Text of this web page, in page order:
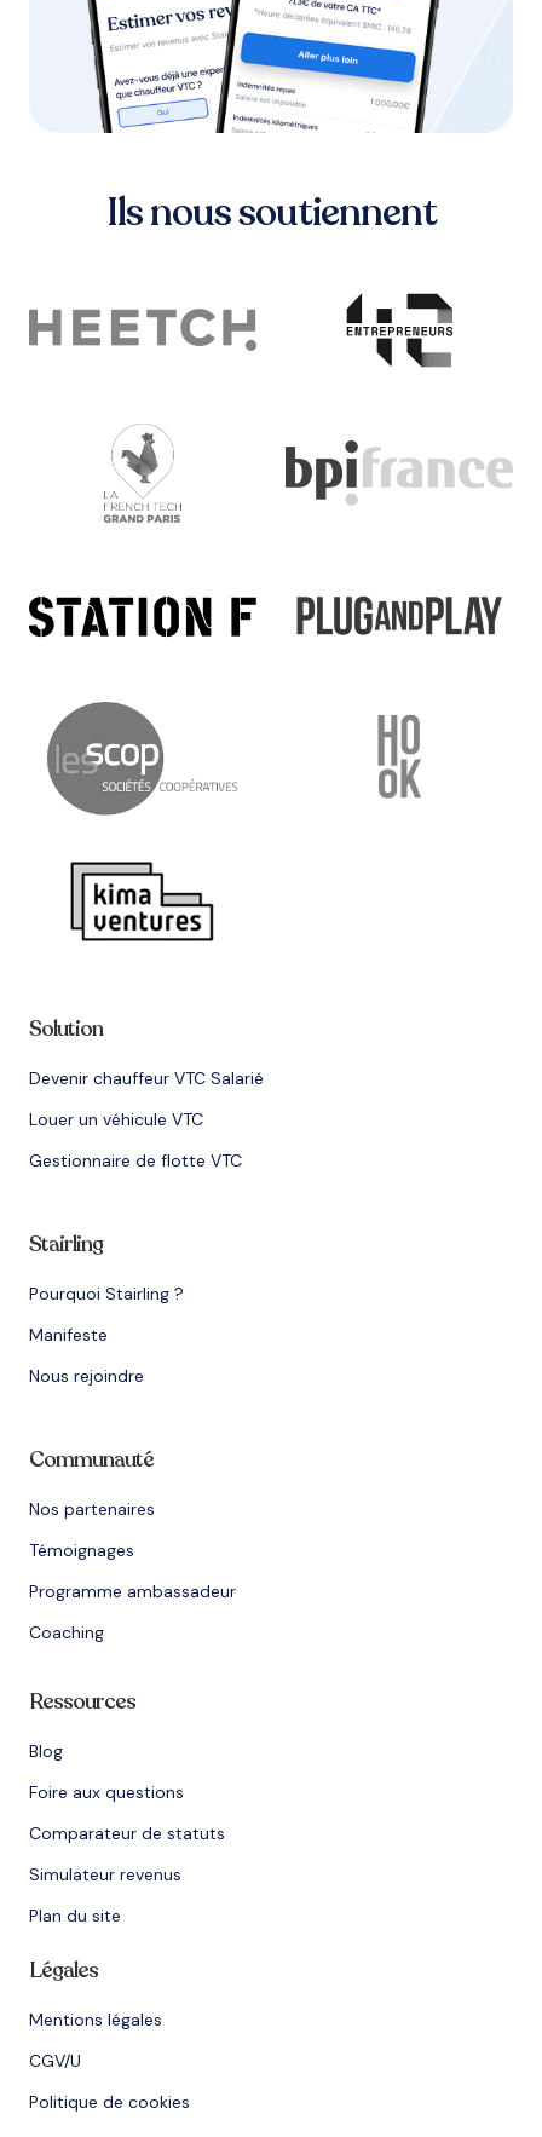
Ils nous soutiennent
Solution
Devenir chauffeur VTC Salarié
Louer un véhicule VTC
Gestionnaire de flotte VTC
Stairling
Pourquoi Stairling ?
Manifeste
Nous rejoindre
Communauté
Nos partenaires
Témoignages
Programme ambassadeur
Coaching
Ressources
Blog
Foire aux questions
Comparateur de statuts
Simulateur revenus
Plan du site
Légales
Mentions légales
CGV/U
Politique de cookies